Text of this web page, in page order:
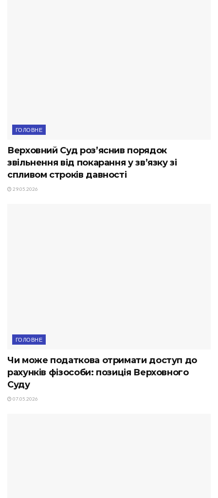
ГОЛОВНЕ
Верховний Суд роз’яснив порядок
звільнення від покарання у зв’язку зі
спливом строків давності
29.05.2026
ГОЛОВНЕ
Чи може податкова отримати доступ до
рахунків фізособи: позиція Верховного
Суду
07.05.2026